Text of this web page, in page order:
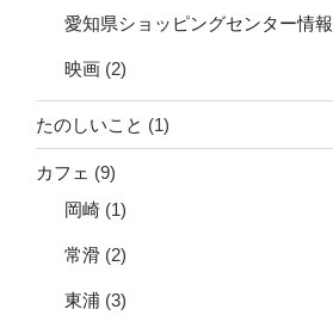
愛知県ショッピングセンター情報
映画 (2)
たのしいこと (1)
カフェ (9)
岡崎 (1)
常滑 (2)
東浦 (3)